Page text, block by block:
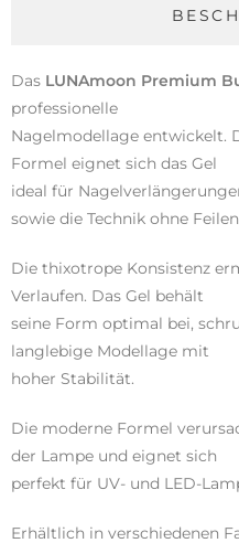
Das LUNAmoon Premium
professionelle
Nagelmodellage entwickelt.
Formel eignet sich das Gel
ideal für
sowie die Technik ohne
Die thixotrope Konsistenz
Verlaufen. Das Gel behält
seine Form optimal bei,
langlebige Modellage mit
hoher Stabilität.
Die moderne Formel
der Lampe und eignet sich
perfekt für UV- und LED-
Erhältlich in verschiedenen